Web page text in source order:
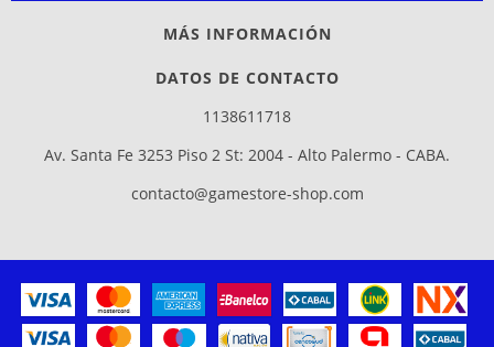
MÁS INFORMACIÓN
DATOS DE CONTACTO
1138611718
Av. Santa Fe 3253 Piso 2 St: 2004 - Alto Palermo - CABA.
contacto@gamestore-shop.com